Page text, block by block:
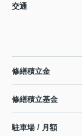
交通
修繕積立金
修繕積立基金
駐車場 / 月額